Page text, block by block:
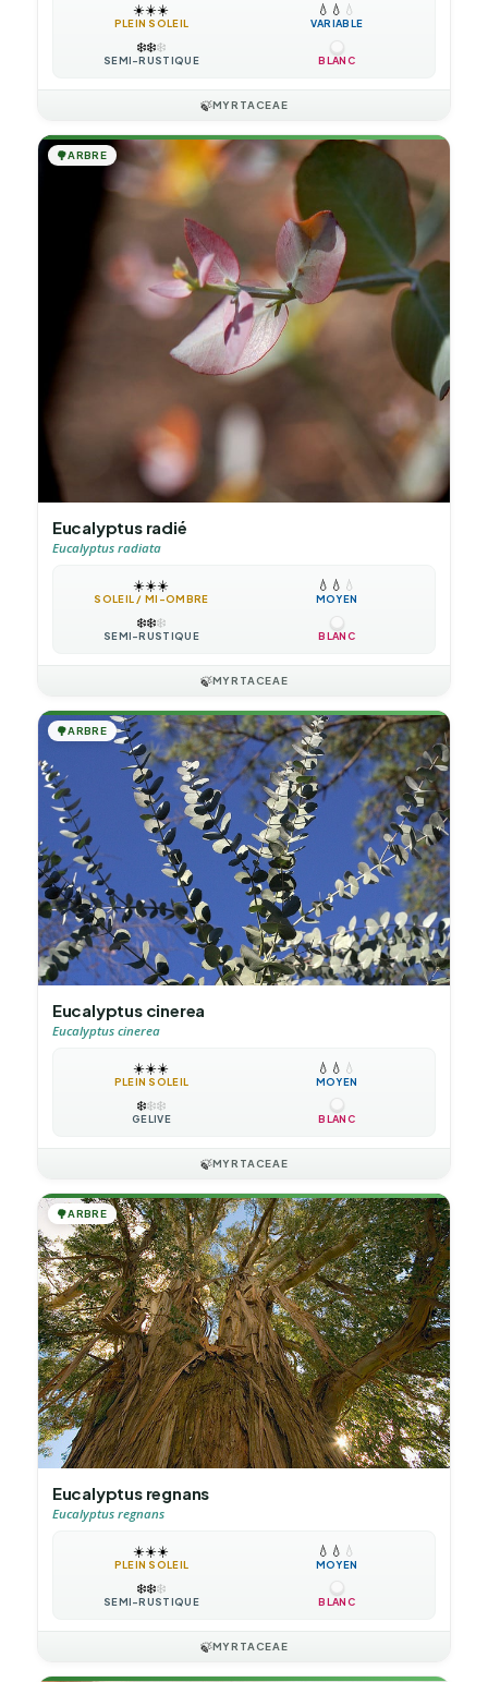
☀️☀️☀️
PLEIN SOLEIL
💧 💧 💧
VARIABLE
❄️❄️❄️
SEMI-RUSTIQUE BLANC
🍃MYRTACEAE
🌳ARBRE
Eucalyptus radié
Eucalyptus radiata
☀️☀️☀️
SOLEIL / MI-OMBRE
💧 💧 💧
MOYEN
❄️❄️❄️
SEMI-RUSTIQUE BLANC
🍃MYRTACEAE
🌳ARBRE
Eucalyptus cinerea
Eucalyptus cinerea
☀️☀️☀️
PLEIN SOLEIL
💧 💧 💧
MOYEN
❄️❄️❄️
GÉLIVE BLANC
🍃MYRTACEAE
🌳ARBRE
Eucalyptus regnans
Eucalyptus regnans
☀️☀️☀️
PLEIN SOLEIL
💧 💧 💧
MOYEN
❄️❄️❄️
SEMI-RUSTIQUE BLANC
🍃MYRTACEAE